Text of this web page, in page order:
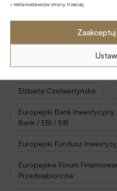
i reklamodawców strony trzeciej.
Bank Gospodarstwa
Bank
BNP Paribas Bank Polska
Elżbieta Czetwertyńska
Europejski Bank
Bank / EBI / EIB
Europejski Fundusz
Europejskie Forum
Przedsiębiorców